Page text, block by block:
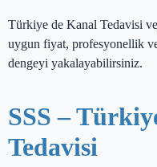
Türkiye de Kanal Tedavisi
uygun fiyat, profesyonellik
dengeyi yakalayabilirsiniz.
SSS –
Tedavisi